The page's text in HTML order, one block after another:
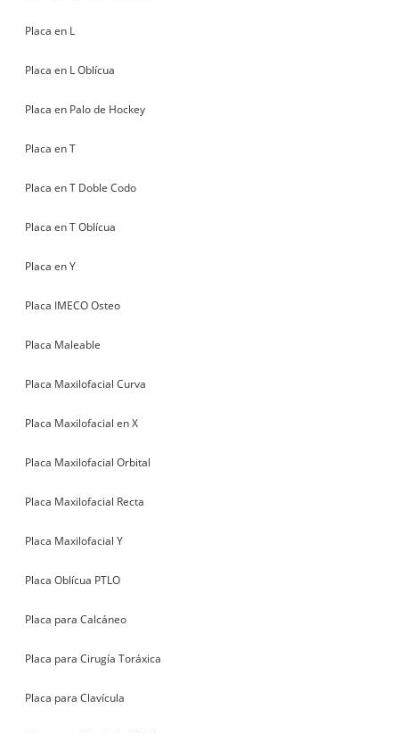
Placa en L
Placa en L Oblícua
Placa en Palo de Hockey
Placa en T
Placa en T Doble Codo
Placa en T Oblícua
Placa en Y
Placa IMECO Osteo
Placa Maleable
Placa Maxilofacial Curva
Placa Maxilofacial en X
Placa Maxilofacial Orbital
Placa Maxilofacial Recta
Placa Maxilofacial Y
Placa Oblícua PTLO
Placa para Calcáneo
Placa para Cirugía Toráxica
Placa para Clavícula